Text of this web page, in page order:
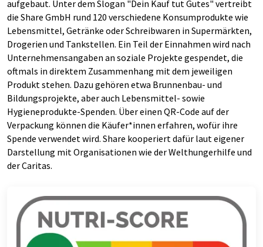
aufgebaut. Unter dem Slogan "Dein Kauf tut Gutes" vertreibt
die Share GmbH rund 120 verschiedene Konsumprodukte wie
Lebensmittel, Getränke oder Schreibwaren in Supermärkten,
Drogerien und Tankstellen. Ein Teil der Einnahmen wird nach
Unternehmensangaben an soziale Projekte gespendet, die
oftmals in direktem Zusammenhang mit dem jeweiligen
Produkt stehen. Dazu gehören etwa Brunnenbau- und
Bildungsprojekte, aber auch Lebensmittel- sowie
Hygieneprodukte-Spenden. Über einen QR-Code auf der
Verpackung können die Käufer*innen erfahren, wofür ihre
Spende verwendet wird. Share kooperiert dafür laut eigener
Darstellung mit Organisationen wie der Welthungerhilfe und
der Caritas.